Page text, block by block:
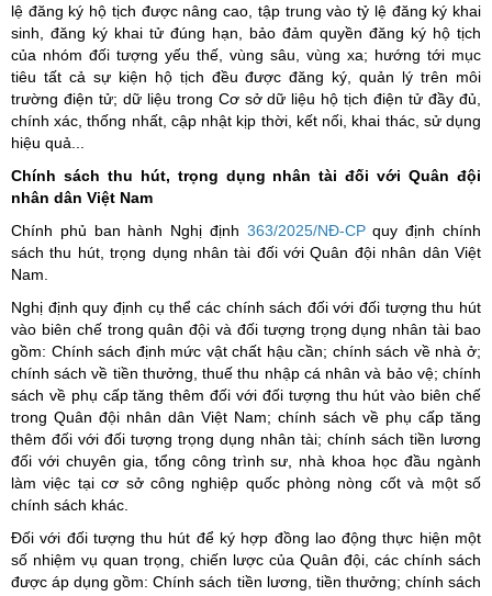
lệ đăng ký hộ tịch được nâng cao, tập trung vào tỷ lệ đăng ký khai
sinh, đăng ký khai tử đúng hạn, bảo đảm quyền đăng ký hộ tịch
của nhóm đối tượng yếu thế, vùng sâu, vùng xa; hướng tới mục
tiêu tất cả sự kiện hộ tịch đều được đăng ký, quản lý trên môi
trường điện tử; dữ liệu trong Cơ sở dữ liệu hộ tịch điện tử đầy đủ,
chính xác, thống nhất, cập nhật kịp thời, kết nối, khai thác, sử dụng
hiệu quả...
Chính sách thu hút, trọng dụng nhân tài đối với Quân đội
nhân dân Việt Nam
Chính phủ ban hành Nghị định 363/2025/NĐ-CP quy định chính
sách thu hút, trọng dụng nhân tài đối với Quân đội nhân dân Việt
Nam.
Nghị định quy định cụ thể các chính sách đối với đối tượng thu hút
vào biên chế trong quân đội và đối tượng trọng dụng nhân tài bao
gồm: Chính sách định mức vật chất hậu cần; chính sách về nhà ở;
chính sách về tiền thưởng, thuế thu nhập cá nhân và bảo vệ; chính
sách về phụ cấp tăng thêm đối với đối tượng thu hút vào biên chế
trong Quân đội nhân dân Việt Nam; chính sách về phụ cấp tăng
thêm đối với đối tượng trọng dụng nhân tài; chính sách tiền lương
đối với chuyên gia, tổng công trình sư, nhà khoa học đầu ngành
làm việc tại cơ sở công nghiệp quốc phòng nòng cốt và một số
chính sách khác.
Đối với đối tượng thu hút để ký hợp đồng lao động thực hiện một
số nhiệm vụ quan trọng, chiến lược của Quân đội, các chính sách
được áp dụng gồm: Chính sách tiền lương, tiền thưởng; chính sách